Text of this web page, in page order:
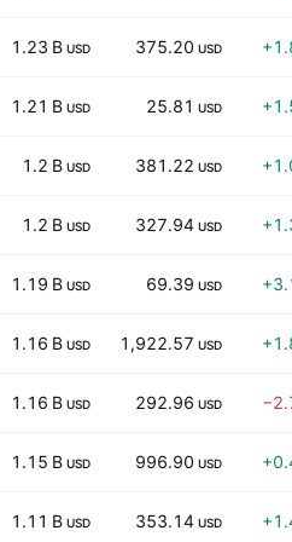
1.23 B USD 375.20 USD
1.21 B USD 25.81 USD
1.2 B USD 381.22 USD
1.2 B USD 327.94 USD
1.19 B USD 69.39 USD
1.16 B USD 1,922.57 USD
1.16 B USD 292.96 USD
1.15 B USD 996.90 USD
1.11 B USD 353.14 USD